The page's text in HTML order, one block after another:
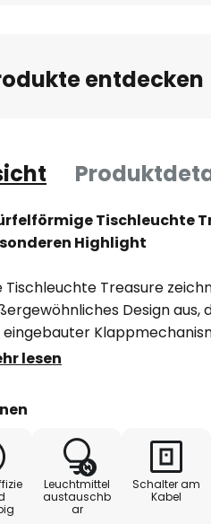
entdecken
Tischleuchte
Highlight
Tischleuchte Treasure
Design aus,
eingebauter
beim Öffnen des
die Leuchte bequem mit
in bestehende
Tischlampe einen
einem E14-LED-
Lichtqualität und
lesen
Leuchtmittel
austauschb
ar
Schalter am
Kabel